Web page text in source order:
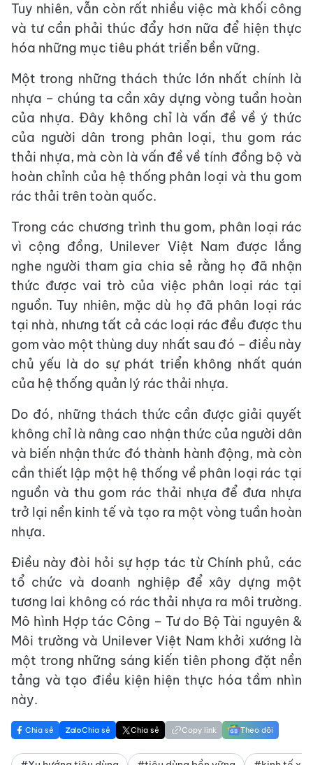
Tuy nhiên, vẫn còn rất nhiều việc mà khối công
và tư cần phải thúc đẩy hơn nữa để hiện thực
hóa những mục tiêu phát triển bền vững.
Một trong những thách thức lớn nhất chính là
nhựa – chúng ta cần xây dựng vòng tuần hoàn
của nhựa. Đây không chỉ là vấn đề về ý thức
của người dân trong phân loại, thu gom rác
thải nhựa, mà còn là vấn đề về tính đồng bộ và
hoàn chỉnh của hệ thống phân loại và thu gom
rác thải trên toàn quốc.
Trong các chương trình thu gom, phân loại rác
vì cộng đồng, Unilever Việt Nam được lắng
nghe người tham gia chia sẻ rằng họ đã nhận
thức được vai trò của việc phân loại rác tại
nguồn. Tuy nhiên, mặc dù họ đã phân loại rác
tại nhà, nhưng tất cả các loại rác đều được thu
gom vào một thùng duy nhất sau đó – điều này
chủ yếu là do sự phát triển không nhất quán
của hệ thống quản lý rác thải nhựa.
Do đó, những thách thức cần được giải quyết
không chỉ là nâng cao nhận thức của người dân
và biến nhận thức đó thành hành động, mà còn
cần thiết lập một hệ thống về phân loại rác tại
nguồn và thu gom rác thải nhựa để đưa nhựa
trở lại nền kinh tế và tạo ra một vòng tuần hoàn
nhựa.
Điều này đòi hỏi sự hợp tác từ Chính phủ, các
tổ chức và doanh nghiệp để xây dựng một
tương lai không có rác thải nhựa ra môi trường.
Mô hình Hợp tác Công – Tư do Bộ Tài nguyên &
Môi trường và Unilever Việt Nam khởi xướng là
một trong những sáng kiến tiên phong đặt nền
tảng và tạo điều kiện hiện thực hóa tầm nhìn
này.
Chia sẻ Chia sẻ Chia sẻ Copy link Theo dõi